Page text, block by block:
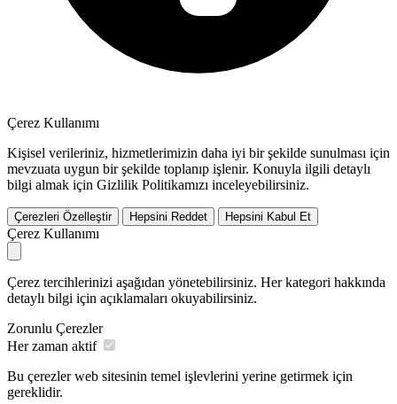
Çerez Kullanımı
Kişisel verileriniz, hizmetlerimizin daha iyi bir şekilde sunulması için
mevzuata uygun bir şekilde toplanıp işlenir. Konuyla ilgili detaylı
bilgi almak için Gizlilik Politikamızı inceleyebilirsiniz.
Çerezleri Özelleştir Hepsini Reddet Hepsini Kabul Et
Çerez Kullanımı
Çerez tercihlerinizi aşağıdan yönetebilirsiniz. Her kategori hakkında
detaylı bilgi için açıklamaları okuyabilirsiniz.
Zorunlu Çerezler
Her zaman aktif
Bu çerezler web sitesinin temel işlevlerini yerine getirmek için
gereklidir.